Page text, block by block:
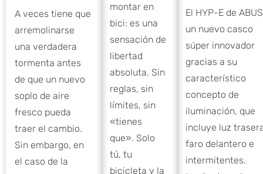
A veces tiene que
arremolinarse
una verdadera
tormenta antes
de que un nuevo
soplo de aire
fresco pueda
traer el cambio.
Sin embargo, en
el caso de la
montar en
bici: es una
sensación de
libertad
absoluta. Sin
reglas, sin
límites, sin
«tienes
que». Solo
tú, tu
bicicleta y la
El HYP-E de
un nuevo casco
súper innovador
gracias a su
característico
concepto de
iluminación, que
incluye luz
faro delantero e
intermitentes.